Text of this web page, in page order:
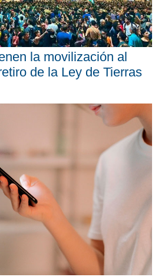
la movilización al
de la Ley de Tierras